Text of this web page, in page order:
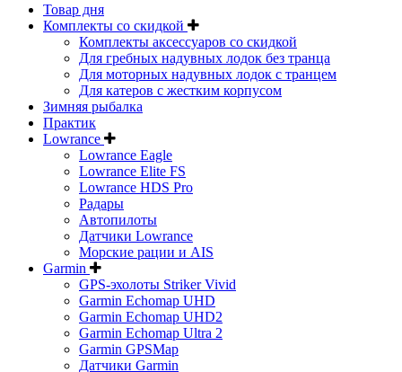
Товар дня
Комплекты со скидкой
Комплекты аксессуаров со скидкой
Для гребных надувных лодок без транца
Для моторных надувных лодок с транцем
Для катеров с жестким корпусом
Зимняя рыбалка
Практик
Lowrance
Lowrance Eagle
Lowrance Elite FS
Lowrance HDS Pro
Радары
Автопилоты
Датчики Lowrance
Морские рации и AIS
Garmin
GPS-эхолоты Striker Vivid
Garmin Echomap UHD
Garmin Echomap UHD2
Garmin Echomap Ultra 2
Garmin GPSMap
Датчики Garmin